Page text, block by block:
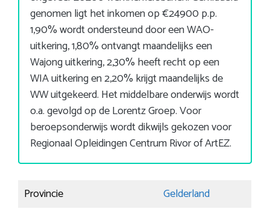
genomen ligt het inkomen op €24900 p.p.
1,90% wordt ondersteund door een WAO-
uitkering, 1,80% ontvangt maandelijks een
Wajong uitkering, 2,30% heeft recht op een
WIA uitkering en 2,20% krijgt maandelijks de
WW uitgekeerd. Het middelbare onderwijs wordt
o.a. gevolgd op de Lorentz Groep. Voor
beroepsonderwijs wordt dikwijls gekozen voor
Regionaal Opleidingen Centrum Rivor of ArtEZ.
Provincie Gelderland